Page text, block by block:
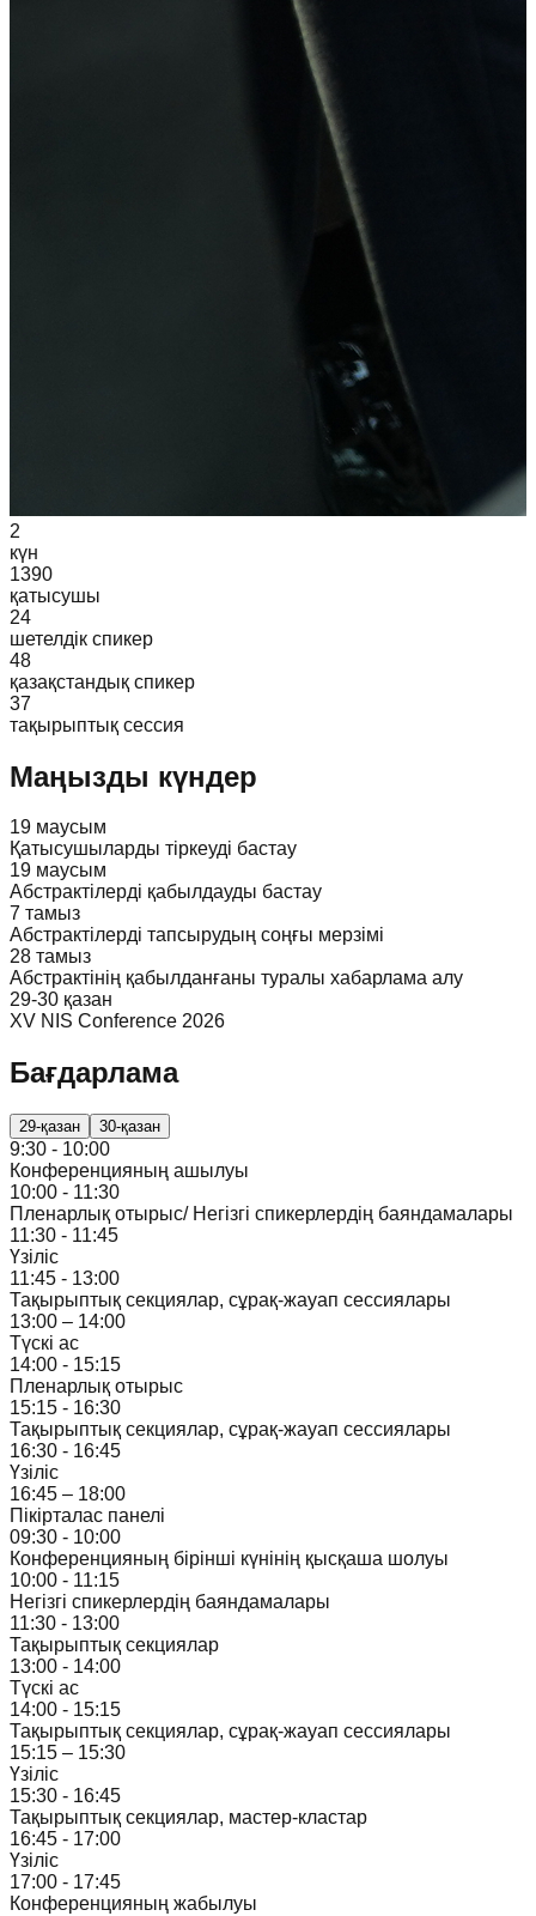
2
күн
1390
қатысушы
24
шетелдік спикер
48
қазақстандық спикер
37
тақырыптық сессия
Маңызды күндер
19 маусым
Қатысушыларды тіркеуді бастау
19 маусым
Абстрактілерді қабылдауды бастау
7 тамыз
Абстрактілерді тапсырудың соңғы мерзімі
28 тамыз
Абстрактінің қабылданғаны туралы хабарлама алу
29-30 қазан
XV NIS Conference 2026
Бағдарлама
29-қазан 30-қазан
9:30 - 10:00
Конференцияның ашылуы
10:00 - 11:30
Пленарлық отырыс/ Негізгі спикерлердің баяндамалары
11:30 - 11:45
Үзіліс
11:45 - 13:00
Тақырыптық секциялар, сұрақ-жауап сессиялары
13:00 – 14:00
Түскі ас
14:00 - 15:15
Пленарлық отырыс
15:15 - 16:30
Тақырыптық секциялар, сұрақ-жауап сессиялары
16:30 - 16:45
Үзіліс
16:45 – 18:00
Пікірталас панелі
09:30 - 10:00
Конференцияның бірінші күнінің қысқаша шолуы
10:00 - 11:15
Негізгі спикерлердің баяндамалары
11:30 - 13:00
Тақырыптық секциялар
13:00 - 14:00
Түскі ас
14:00 - 15:15
Тақырыптық секциялар, сұрақ-жауап сессиялары
15:15 – 15:30
Үзіліс
15:30 - 16:45
Тақырыптық секциялар, мастер-кластар
16:45 - 17:00
Үзіліс
17:00 - 17:45
Конференцияның жабылуы